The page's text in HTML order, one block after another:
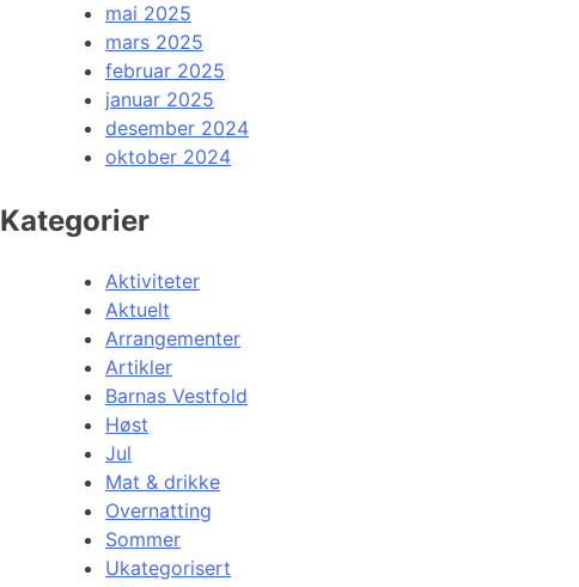
mai 2025
mars 2025
februar 2025
januar 2025
desember 2024
oktober 2024
Kategorier
Aktiviteter
Aktuelt
Arrangementer
Artikler
Barnas Vestfold
Høst
Jul
Mat & drikke
Overnatting
Sommer
Ukategorisert